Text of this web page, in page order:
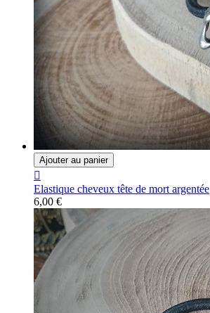
Ajouter au panier

Elastique cheveux tête de mort argentée
6,00 €